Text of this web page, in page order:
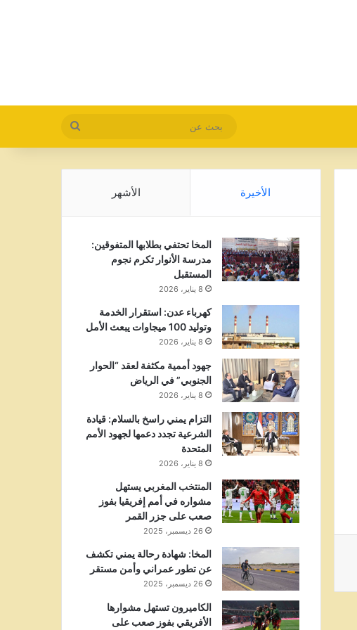
بحث
عن
الأخيرة الأشهر
المخا تحتفي بطلابها المتفوقين:
مدرسة الأنوار تكرم نجوم
المستقبل
8 يناير، 2026
كهرباء عدن: استقرار الخدمة
وتوليد 100 ميجاوات يبعث الأمل
8 يناير، 2026
جهود أممية مكثفة لعقد “الحوار
الجنوبي” في الرياض
8 يناير، 2026
التزام يمني راسخ بالسلام: قيادة
الشرعية تجدد دعمها لجهود الأمم
المتحدة
8 يناير، 2026
المنتخب المغربي يستهل
مشواره في أمم إفريقيا بفوز
صعب على جزر القمر
26 ديسمبر، 2025
المخا: شهادة رحالة يمني تكشف
عن تطور عمراني وأمن مستقر
26 ديسمبر، 2025
الكاميرون تستهل مشوارها
الأفريقي بفوز صعب على